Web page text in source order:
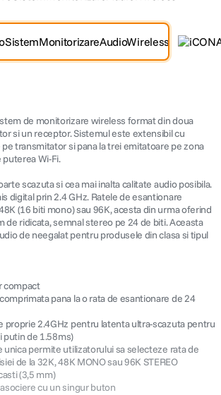
de monitorizare wireless format din doua
si un receptor. Sistemul este extensibil cu
transmitator si pana la trei emitatoare pe zona
Wi-Fi.
scazuta si cea mai inalta calitate audio posibila.
digital prin 2.4 GHz. Ratele de esantionare
(16 biti mono) sau 96K, acesta din urma oferind
de ridicata, semnal stereo pe 24 de biti. Aceasta
de neegalat pentru produsele din clasa si tipul
compact
pana la o rata de esantionare de 24
proprie 2.4GHz pentru latenta ultra-scazuta pentru
putin de 1.58ms)
unica permite utilizatorului sa selecteze rata de
de la 32K, 48K MONO sau 96K STEREO
(3,5 mm)
cu un singur buton